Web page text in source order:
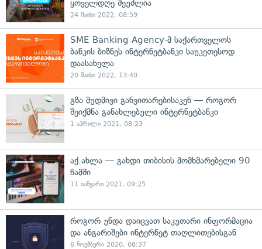
ყოველდღე შეუძლია
24 მაისი 2022, 08:59
SME Banking Agency-მ საქართველოს
ბანკის ბიზნეს ინტერნეტბანკი საუკეთესოდ
დაასახელა
20 მაისი 2022, 13:40
გზა მუდმივი განვითარებისაკენ — როგორ
შეიქმნა განახლებული ინტერნეტბანკი
1 აპრილი 2021, 08:23
აქ.ახლა — გახდი თიბისის მომხმარებელი 90
წამში
11 იანვარი 2021, 09:25
როგორ უნდა დაიცვათ საკუთარი ინფორმაცია
და ანგარიშები ინტერნეტ თაღლითებისგან
6 ნოემბერი 2020, 08:37